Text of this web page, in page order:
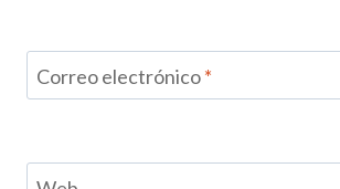
Correo electrónico*